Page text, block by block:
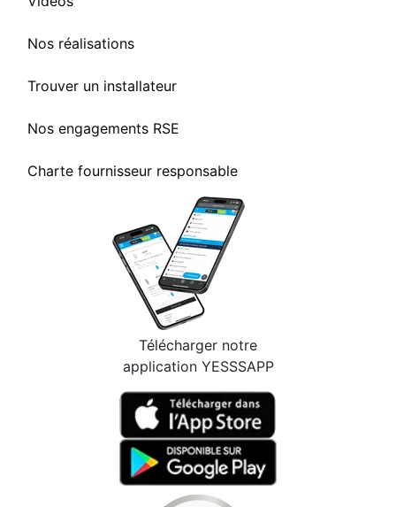
Nos réalisations
Trouver un installateur
Nos engagements RSE
Charte fournisseur responsable
Télécharger notre
application YESSSAPP